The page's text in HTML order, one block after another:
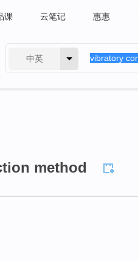
课 云笔记 惠惠
中英
method